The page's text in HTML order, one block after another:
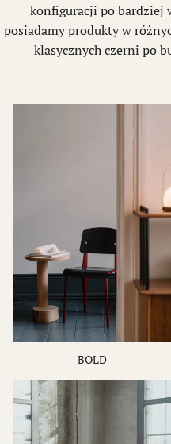
konfiguracji po bardziej
posiadamy produkty w
klasycznych czerni po
BOLD